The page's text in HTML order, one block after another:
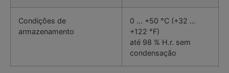
Condições de
armazenamento
0 … +50 °C (+32 …
+122 °F)
até 98 % H.r. sem
condensação